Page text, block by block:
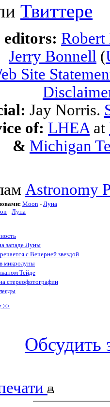
Твиттере
Jerry Bonnell (
Site
Jay Norris.
of: LHEA at
& Michigan
Astronomy
Moon - Луна
- Луна
западе Луны
с Вечерней звездой
микролуны
Тейде
стереофотографии
>>
Обсудить